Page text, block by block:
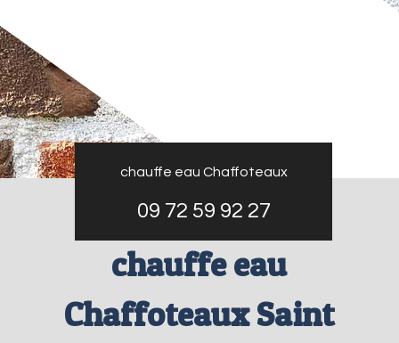
chauffe eau Chaffoteaux
09 72 59 92 27
chauffe eau
Chaffoteaux Saint